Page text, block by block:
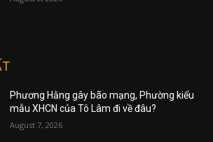
Phương Hằng gây bão mạng, Phường kiểu
mẫu XHCN của Tô Lâm đi về đâu?
August 7, 2026